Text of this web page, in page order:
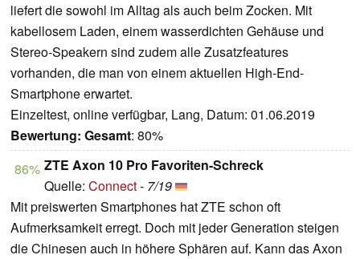
liefert die sowohl im Alltag als auch beim Zocken. Mit
kabellosem Laden, einem wasserdichten Gehäuse und
Stereo-Speakern sind zudem alle Zusatzfeatures
vorhanden, die man von einem aktuellen High-End-
Smartphone erwartet.
Einzeltest, online verfügbar, Lang, Datum: 01.06.2019
Bewertung: Gesamt: 80%
86% ZTE Axon 10 Pro Favoriten-Schreck
Quelle: Connect- 7/19
Mit preiswerten Smartphones hat ZTE schon oft
Aufmerksamkeit erregt. Doch mit jeder Generation steigen
die Chinesen auch in höhere Sphären auf. Kann das Axon